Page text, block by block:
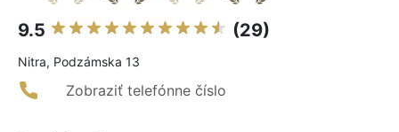
9.5 (29)
Nitra, Podzámska 13
Zobraziť telefónne číslo